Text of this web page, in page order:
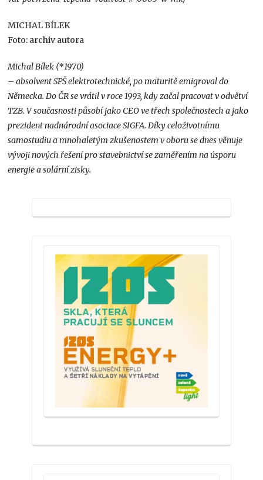
MICHAL BÍLEK
Foto: archiv autora
Michal Bílek (*1970)
– absolvent SPŠ elektrotechnické, po maturitě emigroval do
Německa. Do ČR se vrátil v roce 1993, kdy začal pracovat v odvětví
TZB. V současnosti působí jako CEO ve třech společnostech a jako
prezident nadnárodní asociace SIGFA. Díky celoživotnímu
samostudiu a mnohaletým zkušenostem v oboru se dnes věnuje
vývoji nových řešení pro stavebnictví se zaměřením na úsporu
energie a solární zisky.